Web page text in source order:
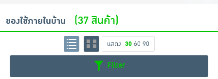
ของใช้ภายในบ้าน (37 สินค้า)
แสดง 30 60 90
Filter